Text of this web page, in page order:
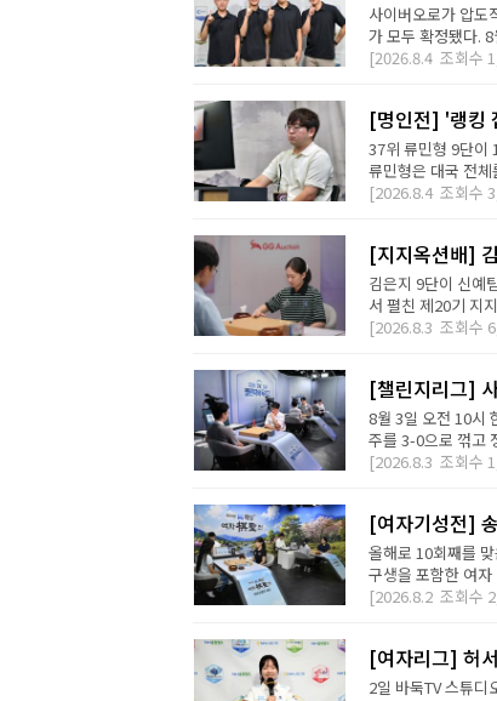
사이버오로가 압도
가 모두 확정됐다.
[2026.8.4 조회수
[명인전] '랭킹
37위 류민형 9단이
류민형은 대국 전
[2026.8.4 조회수
[지지옥션배]
김은지 9단이 신예
서 펼친 제20기 지
[2026.8.3 조회수
[챌린지리그]
8월 3일 오전 10시
주를 3-0으로 꺾고
[2026.8.3 조회수
[여자기성전]
올해로 10회째를
구생을 포함한 여
[2026.8.2 조회수
[여자리그] 허
2일 바둑TV 스튜